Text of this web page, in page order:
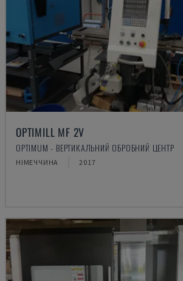
OPTIMILL MF 2V
OPTIMUM - ВЕРТИКАЛЬНИЙ ОБРОБНИЙ ЦЕНТР
НІМЕЧЧИНА 2017